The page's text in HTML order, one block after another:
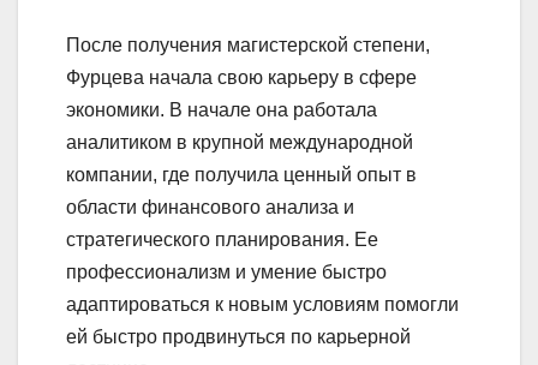
После получения магистерской степени,
Фурцева начала свою карьеру в сфере
экономики. В начале она работала
аналитиком в крупной международной
компании, где получила ценный опыт в
области финансового анализа и
стратегического планирования. Ее
профессионализм и умение быстро
адаптироваться к новым условиям помогли
ей быстро продвинуться по карьерной